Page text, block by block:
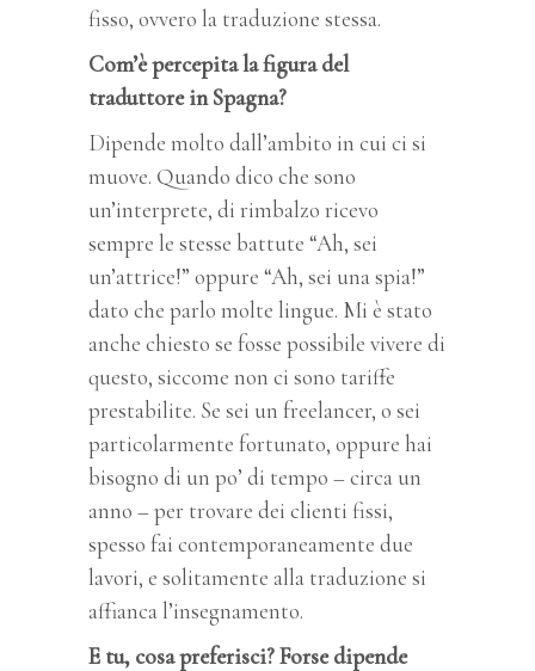
fisso, ovvero la traduzione stessa.
Com’è percepita la figura del
traduttore in Spagna?
Dipende molto dall’ambito in cui ci si
muove. Quando dico che sono
un’interprete, di rimbalzo ricevo
sempre le stesse battute “Ah, sei
un’attrice!” oppure “Ah, sei una spia!”
dato che parlo molte lingue. Mi è stato
anche chiesto se fosse possibile vivere di
questo, siccome non ci sono tariffe
prestabilite. Se sei un freelancer, o sei
particolarmente fortunato, oppure hai
bisogno di un po’ di tempo – circa un
anno – per trovare dei clienti fissi,
spesso fai contemporaneamente due
lavori, e solitamente alla traduzione si
affianca l’insegnamento.
E tu, cosa preferisci? Forse dipende